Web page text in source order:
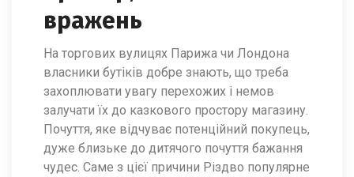
вражень
На торгових вулицях Парижа чи Лондона
власники бутіків добре знають, що треба
захоплювати увагу перехожих і немов
залучати їх до казкового простору магазину.
Почуття, яке відчуває потенційний покупець,
дуже близьке до дитячого почуття бажання
чудес. Саме з цієї причини Різдво популярне